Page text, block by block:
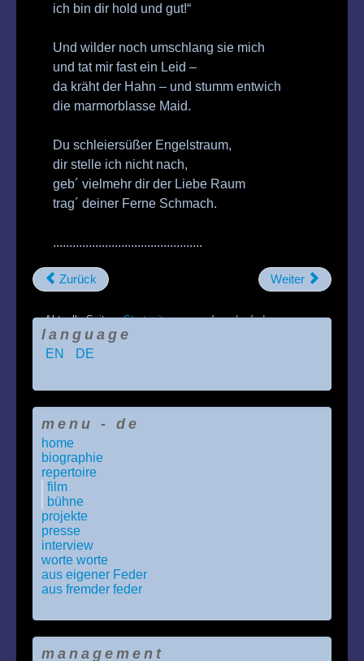
ich bin dir hold und gut!“
Und wilder noch umschlang sie mich
und tat mir fast ein Leid –
da kräht der Hahn – und stumm entwich
die marmorblasse Maid.
Du schleiersüßer Engelstraum,
dir stelle ich nicht nach,
geb´ vielmehr dir der Liebe Raum
trag´ deiner Ferne Schmach.
..............................................
Zurück Weiter
Aktuelle Seite: Startseite aus fremder feder
language
EN DE
menu - de
home
biographie
repertoire
film
bühne
projekte
presse
interview
worte worte
aus eigener Feder
aus fremder feder
management